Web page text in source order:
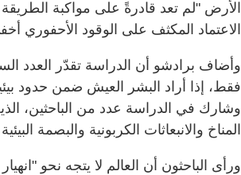
الأرض "لم تعد قادرةً على مواكبة
الاعتماد المكثف على الوقود الأحفوري
فقط، إذا أراد البشر العيش ضمن حدود
وشارك في الدراسة عدد من الباحثين،
المناخ والانبعاثات الكربونية والبصمة
ورأى الباحثون أن العالم لا يتجه نحو